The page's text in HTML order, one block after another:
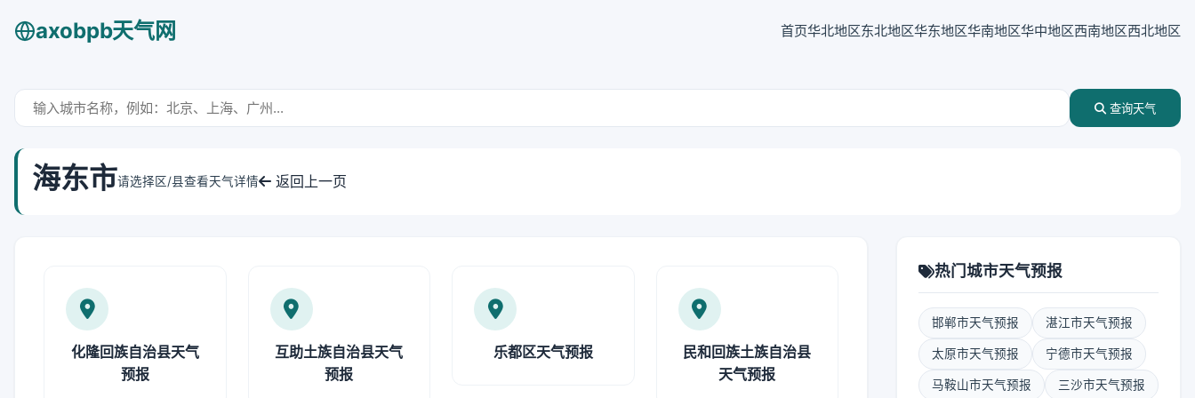
axobpb天气网 首页华北地区东北地区华东地区华南地区华中地区西南地区西北地区
查询天气
海东市请选择区/县查看天气详情 返回上一页
化隆回族自治县天气
预报
互助土族自治县天气
预报
乐都区天气预报
民和回族土族自治县
天气预报
热门城市天气预报
邯郸市天气预报 湛江市天气预报
太原市天气预报 宁德市天气预报
马鞍山市天气预报 三沙市天气预报